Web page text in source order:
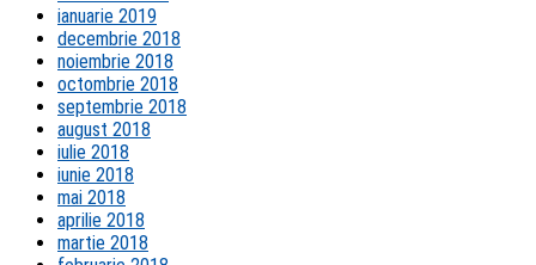
ianuarie 2019
decembrie 2018
noiembrie 2018
octombrie 2018
septembrie 2018
august 2018
iulie 2018
iunie 2018
mai 2018
aprilie 2018
martie 2018